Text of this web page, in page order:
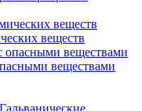
веществ
веществами
Гальванические